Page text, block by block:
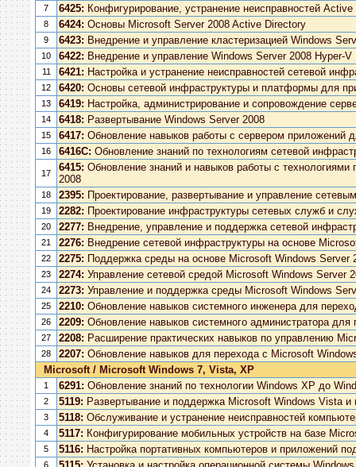
7 6425: Конфигурирование, устранение неисправностей
8 6424: Основы Microsoft Server 2008 Active Directory
9 6423: Внедрение и управление кластеризацией Windows
10 6422: Внедрение и управление Windows Server 2008 Hyper-V
11 6421: Настройка и устранение неисправностей сетевой
12 6420: Основы сетевой инфраструктуры и платформы для
13 6419: Настройка, администрирование и сопровождение
14 6418: Развертывание Windows Server 2008
15 6417: Обновление навыков работы с сервером приложений
16 6416C: Обновление знаний по технологиям сетевой
17 6415: Обновление знаний и навыков работы с
2008
18 2395: Проектирование, развертывание и управление
19 2282: Проектирование инфраструктуры сетевых служб и
20 2277: Внедрение, управление и поддержка сетевой
21 2276: Внедрение сетевой инфраструктуры на основе
22 2275: Поддержка среды на основе Microsoft Windows Server
23 2274: Управление сетевой средой Microsoft Windows Server
24 2273: Управление и поддержка среды Microsoft Windows
25 2210: Обновление навыков системного инженера для
26 2209: Обновление навыков системного администратора
27 2208: Расширение практических навыков по управлению
28 2207: Обновление навыков для перехода с Microsoft
Microsoft / Microsoft Windows 7, Vista, XP
1 6291: Обновление знаний по технологии Windows XP до
2 5119: Развертывание и поддержка Microsoft Windows Vista и
3 5118: Обслуживание и устранение неисправностей
4 5117: Конфигурирование мобильных устройств на базе
5 5116: Настройка портативных компьютеров и приложений
6